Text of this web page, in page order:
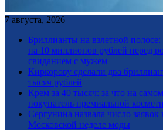
7 августа, 2026
Бриллианты на взлетной
на 10 миллионов рублей перед
свиданием с мужем
Киркорову сделали два
тысяч рублей
Крем за 40 тысяч: за что на
покупатель премиальной
Сергунина назвала число заявок
Московской неделе моды